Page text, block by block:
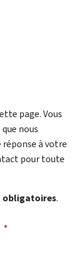
page. Vous
nous
réponse à votre
pour toute
obligatoires.
*